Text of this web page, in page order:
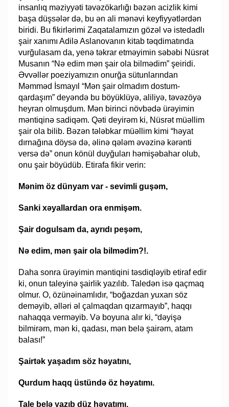
insanlıq məziyyəti təvəzökarlığı bəzən acizlik kimi
başa düşsələr də, bu ən ali mənəvi keyfiyyətlərdən
biridi. Bu fikirlərimi Zaqatalamızın gözəl və istedadlı
şair xanımı Adilə Aslanovanın kitab təqdimatında
vurğulasam da, yenə təkrar etməyimin səbəbi Nüsrət
Musanın “Nə edim mən şair ola bilmədim” şeiridi.
Əvvəllər poeziyamızın onurğa sütunlarından
Məmməd İsmayıl “Mən şair olmadım dostum-
qardaşım” deyəndə bu böyüklüyə, aliliyə, təvəzöyə
heyran olmuşdum. Mən birinci növbədə ürəyimin
məntiqinə sadiqəm. Qəti deyirəm ki, Nüsrət müəllim
şair ola bilib. Bəzən tələbkar müəllim kimi “həyat
dırnağına döysə də, əlinə qələm əvəzinə kərənti
versə də” onun könül duyğuları həmişəbahar olub,
onu şair böyüdüb. Etirafa fikir verin:
Mənim öz dünyam var - sevimli guşəm,
Sanki xəyallardan ora enmişəm.
Şair dogulsam da, ayrıdı peşəm,
Nə edim, mən şair ola bilmədim?!.
Daha sonra ürəyimin məntiqini təsdiqləyib etiraf edir
ki, onun taleyinə şairlik yazılıb. Taledən isə qaçmaq
olmur. O, özünəinamlıdır, “boğazdan yuxarı söz
deməyib, əlləri əl çalmaqdan qızarmayıb”, haqqı
nahaqqa verməyib. Və boyuna alır ki, “dəyişə
bilmirəm, mən ki, qadası, mən belə şairəm, atam
balası!”
Şairtək yaşadım söz həyatını,
Qurdum haqq üstündə öz həyatımı.
Tale belə yazıb düz həyatımı,